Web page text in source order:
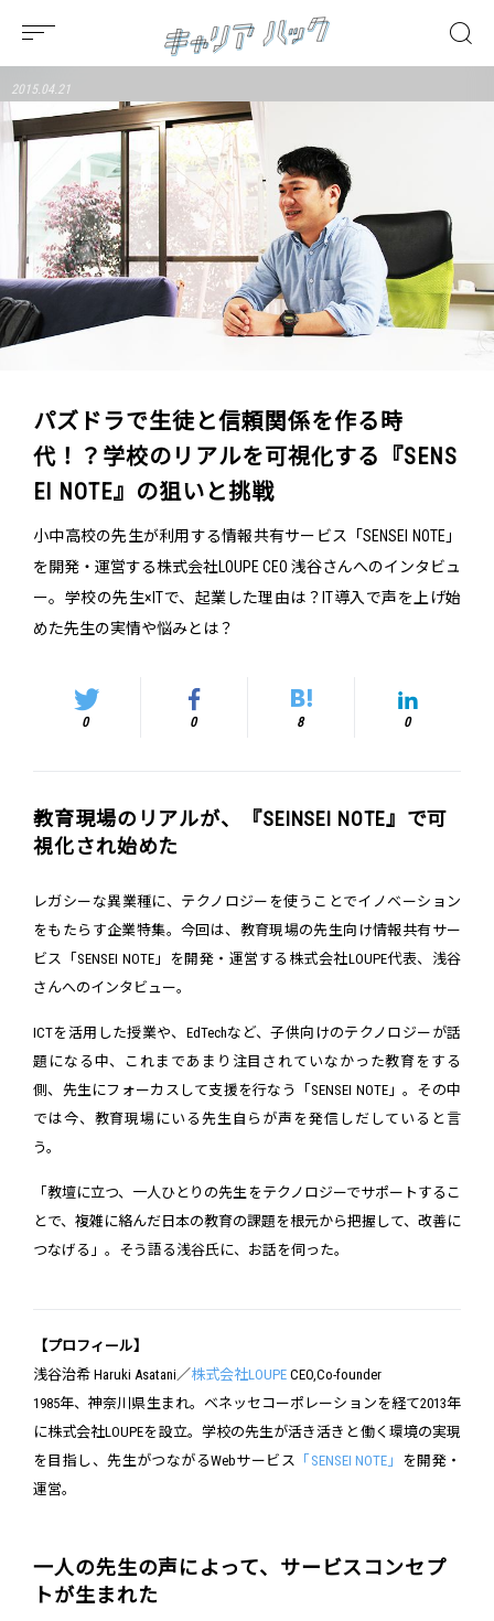
2015.04.21
パズドラで生徒と信頼関係を作る時
代！？学校のリアルを可視化する『SENS
EI NOTE』の狙いと挑戦
小中高校の先生が利用する情報共有サービス「SENSEI NOTE」
を開発・運営する株式会社LOUPE CEO 浅谷さんへのインタビュ
ー。学校の先生×ITで、起業した理由は？IT導入で声を上げ始
めた先生の実情や悩みとは？
0 0 8 0
教育現場のリアルが、『SEINSEI NOTE』で可
視化され始めた
レガシーな異業種に、テクノロジーを使うことでイノベーション
をもたらす企業特集。今回は、教育現場の先生向け情報共有サー
ビス「SENSEI NOTE」を開発・運営する株式会社LOUPE代表、浅谷
さんへのインタビュー。
ICTを活用した授業や、EdTechなど、子供向けのテクノロジーが話
題になる中、これまであまり注目されていなかった教育をする
側、先生にフォーカスして支援を行なう「SENSEI NOTE」。その中
では今、教育現場にいる先生自らが声を発信しだしていると言
う。
「教壇に立つ、一人ひとりの先生をテクノロジーでサポートするこ
とで、複雑に絡んだ日本の教育の課題を根元から把握して、改善に
つなげる」。そう語る浅谷氏に、お話を伺った。
【プロフィール】
浅谷治希 Haruki Asatani／株式会社LOUPE CEO,Co-founder
1985年、神奈川県生まれ。ベネッセコーポレーションを経て2013年
に株式会社LOUPEを設立。学校の先生が活き活きと働く環境の実現
を目指し、先生がつながるWebサービス 「SENSEI NOTE」 を開発・
運営。
一人の先生の声によって、サービスコンセプ
トが生まれた